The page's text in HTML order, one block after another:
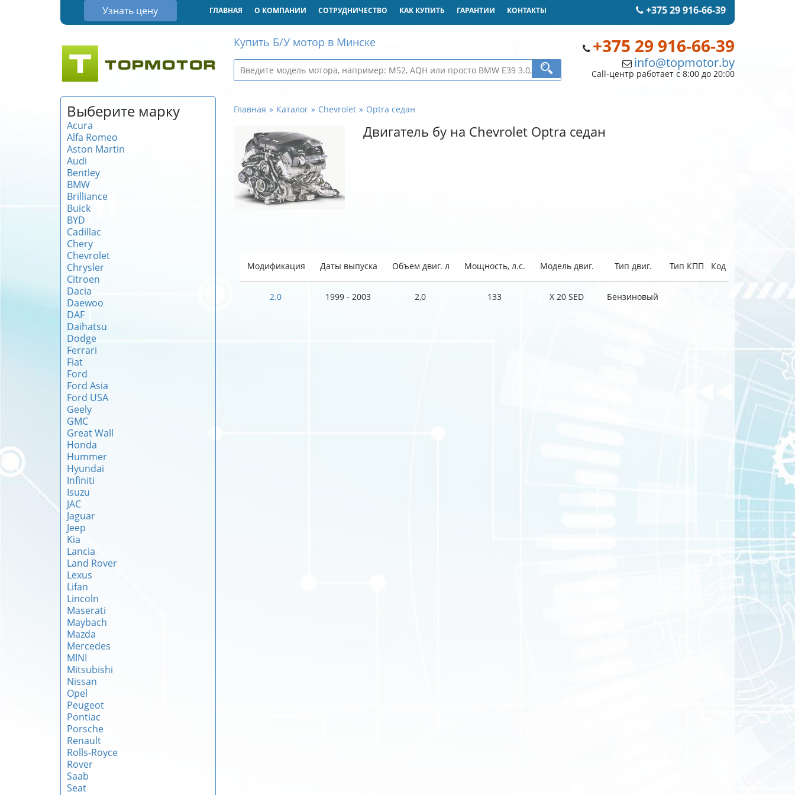
Узнать цену +375 29 916-66-39
ГЛАВНАЯ О КОМПАНИИ СОТРУДНИЧЕСТВО КАК КУПИТЬ ГАРАНТИИ КОНТАКТЫ
+375 29 916-66-39
info@topmotor.by
Call-центр работает с 8:00 до 20:00
Купить Б/У мотор в Минске
Выберите марку
Acura
Alfa Romeo
Aston Martin
Audi
Bentley
BMW
Brilliance
Buick
BYD
Cadillac
Chery
Chevrolet
Chrysler
Citroen
Dacia
Daewoo
DAF
Daihatsu
Dodge
Ferrari
Fiat
Ford
Ford Asia
Ford USA
Geely
GMC
Great Wall
Honda
Hummer
Hyundai
Infiniti
Isuzu
JAC
Jaguar
Jeep
Kia
Lancia
Land Rover
Lexus
Lifan
Lincoln
Maserati
Maybach
Mazda
Mercedes
MINI
Mitsubishi
Nissan
Opel
Peugeot
Pontiac
Porsche
Renault
Rolls-Royce
Rover
Saab
Seat
Главная Каталог Chevrolet Optra седан
Двигатель бу на Chevrolet Optra седан
Модификация Даты выпуска Объем двиг. л Мощность, л.с. Модель двиг. Тип двиг. Тип КПП Код
2.0 1999 - 2003 2,0 133 X 20 SED Бензиновый